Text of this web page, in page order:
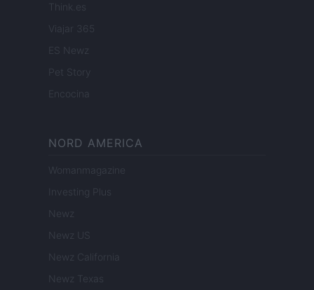
Think.es
Viajar 365
ES Newz
Pet Story
Encocina
NORD AMERICA
Womanmagazine
Investing Plus
Newz
Newz US
Newz California
Newz Texas